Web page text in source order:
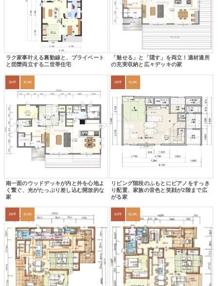
ラク家事叶える裏動線と、プライベート
と団欒両立する二世帯住宅
「魅せる」と「隠す」を両立！適材適所
の充実収納と広々デッキの家
35坪 3LDK
南一面のウッドデッキが内と外を心地よ
く繋ぐ、光がたっぷり差し込む開放的な
家
28坪 4LDK
リビング階段のふもとにピアノをすっき
り配置、家族の音色と笑顔が2階まで広
がる家
39坪 3LDK 63坪 5LDK